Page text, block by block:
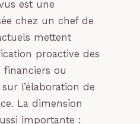
est une
chez un chef de
mettent
proactive des
financiers ou
l’élaboration de
La dimension
importante :